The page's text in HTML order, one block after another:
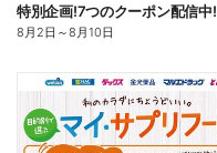
特別企画!7つのクーポン配信中!
8月2日 ～8月10日